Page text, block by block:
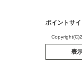
ポイントサイ
表